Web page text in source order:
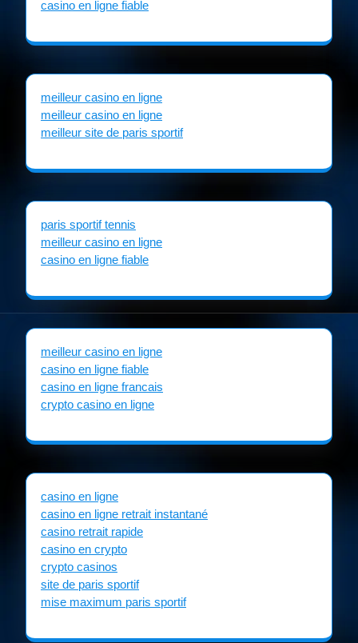
casino en ligne fiable
meilleur casino en ligne
meilleur casino en ligne
meilleur site de paris sportif
paris sportif tennis
meilleur casino en ligne
casino en ligne fiable
meilleur casino en ligne
casino en ligne fiable
casino en ligne francais
crypto casino en ligne
casino en ligne
casino en ligne retrait instantané
casino retrait rapide
casino en crypto
crypto casinos
site de paris sportif
mise maximum paris sportif